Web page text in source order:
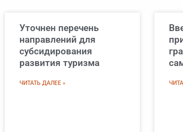
Уточнен перечень
направлений для
субсидирования
развития туризма
ЧИТАТЬ ДАЛЕЕ »